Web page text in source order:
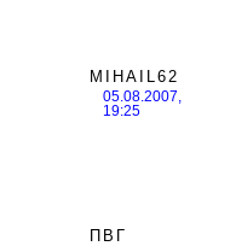
MIHAIL62
05.08.2007,
19:25
ПВГ